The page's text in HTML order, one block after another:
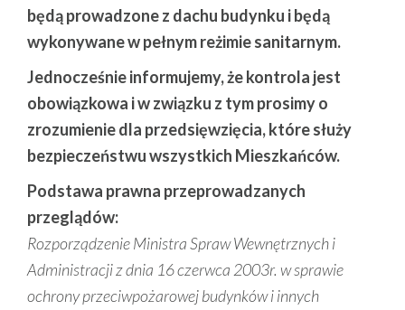
będą prowadzone z dachu budynku i będą
wykonywane w pełnym reżimie sanitarnym.
Jednocześnie informujemy, że kontrola jest
obowiązkowa i w związku z tym prosimy o
zrozumienie dla przedsięwzięcia, które służy
bezpieczeństwu wszystkich Mieszkańców.
Podstawa prawna przeprowadzanych
przeglądów:
Rozporządzenie Ministra Spraw Wewnętrznych i
Administracji z dnia 16 czerwca 2003r. w sprawie
ochrony przeciwpożarowej budynków i innych